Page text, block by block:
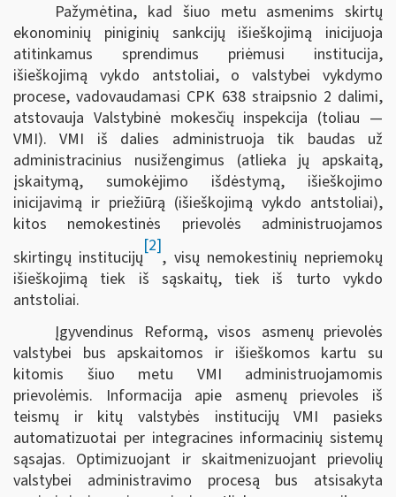
Pažymėtina, kad šiuo metu asmenims skirtų
ekonominių piniginių sankcijų išieškojimą inicijuoja
atitinkamus sprendimus priėmusi institucija,
išieškojimą vykdo antstoliai, o valstybei vykdymo
procese, vadovaudamasi CPK 638 straipsnio 2 dalimi,
atstovauja Valstybinė mokesčių inspekcija (toliau —
VMI). VMI iš dalies administruoja tik baudas už
administracinius nusižengimus (atlieka jų apskaitą,
įskaitymą, sumokėjimo išdėstymą, išieškojimo
inicijavimą ir priežiūrą (išieškojimą vykdo antstoliai),
kitos nemokestinės prievolės administruojamos
skirtingų institucijų
[2]
, visų nemokestinių nepriemokų
išieškojimą tiek iš sąskaitų, tiek iš turto vykdo
antstoliai.
Įgyvendinus Reformą, visos asmenų prievolės
valstybei bus apskaitomos ir išieškomos kartu su
kitomis šiuo metu VMI administruojamomis
prievolėmis. Informacija apie asmenų prievoles iš
teismų ir kitų valstybės institucijų VMI pasieks
automatizuotai per integracines informacinių sistemų
sąsajas. Optimizuojant ir skaitmenizuojant prievolių
valstybei administravimo procesą bus atsisakyta